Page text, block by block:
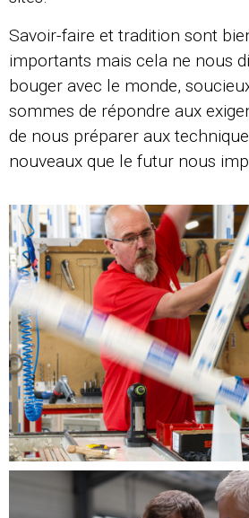
Savoir-faire et tradition sont
importants mais cela ne nous
bouger avec le monde,
sommes de répondre aux
de nous préparer aux
nouveaux que le futur nous